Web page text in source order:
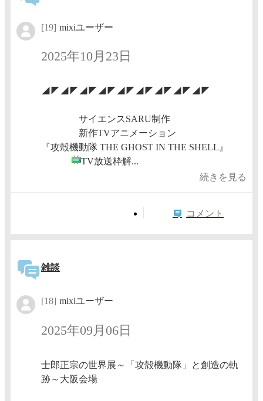
[19] mixiユーザー
2025年10月23日
◢◤◢◤◢◤◢◤◢◤◢◤◢◤◢◤◢◤
サイエンスSARU制作
新作TVアニメーション
『攻殻機動隊 THE GHOST IN THE SHELL』
TV放送枠解...
続きを見る
コメント
雑談
[18] mixiユーザー
2025年09月06日
士郎正宗の世界展～「攻殻機動隊」と創造の軌
跡～大阪会場